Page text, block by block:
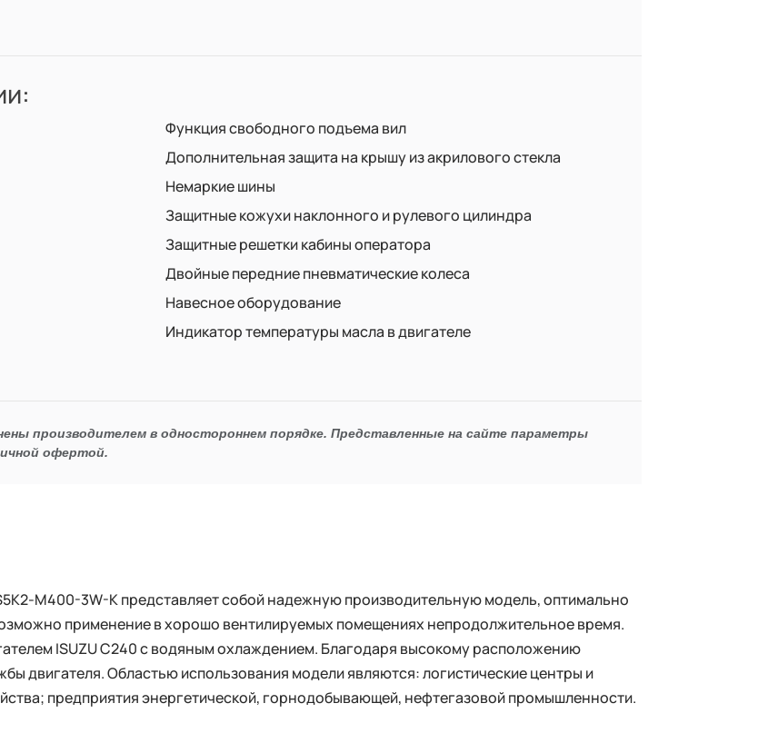
Функция свободного подъема вил
Дополнительная защита на крышу из акрилового стекла
Немаркие шины
Защитные кожухи наклонного и рулевого цилиндра
Защитные решетки кабины оператора
Двойные передние пневматические колеса
Навесное оборудование
Индикатор температуры масла в двигателе
производителем в одностороннем порядке. Представленные на сайте параметры
офертой.
M400-3W-K представляет собой надежную производительную модель, оптимально
применение в хорошо вентилируемых помещениях непродолжительное время.
ISUZU C240 с водяным охлаждением. Благодаря высокому расположению
двигателя. Областью использования модели являются: логистические центры и
предприятия энергетической, горнодобывающей, нефтегазовой промышленности.